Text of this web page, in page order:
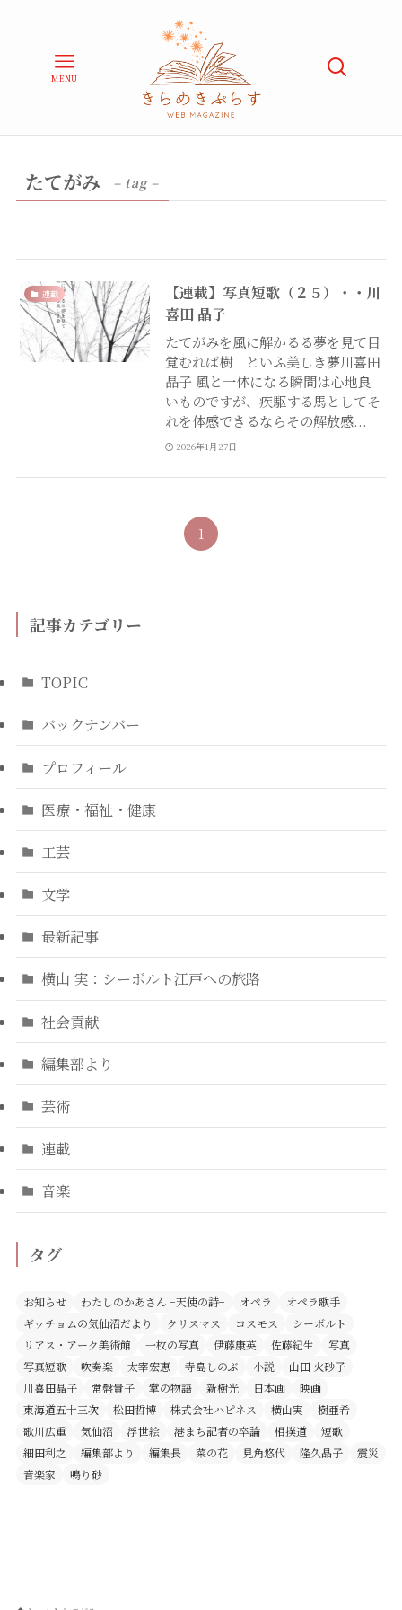
MENU
たてがみ – tag –
連載
【連載】写真短歌（２５）・・川
喜田 晶子
たてがみを風に解かるる夢を見て目
覚むれば樹 といふ美しき夢川喜田
晶子 風と一体になる瞬間は心地良
いものですが、疾駆する馬としてそ
れを体感できるならその解放感...
2026年1月27日
1
記事カテゴリー
TOPIC
バックナンバー
プロフィール
医療・福祉・健康
工芸
文学
最新記事
横山 実：シーボルト江戸への旅路
社会貢献
編集部より
芸術
連載
音楽
タグ
お知らせ わたしのかあさん −天使の詩− オペラ
オペラ歌手
ギッチョムの気仙沼だより
クリスマス コスモス
シーボルト
リアス・アーク美術館
一枚の写真 伊藤康英 佐藤紀生
写真
写真短歌
吹奏楽 太宰宏恵 寺島しのぶ 小説
山田 火砂子
川喜田晶子
常盤貴子 掌の物語 新樹光 日本画
映画
東海道五十三次
松田哲博 株式会社ハピネス 横山実
樹亜希
歌川広重
気仙沼 浮世絵 港まち記者の卒論 相撲道
短歌
細田利之
編集部より 編集長 菜の花 見角悠代 隆久晶子
震災
音楽家
鳴り砂